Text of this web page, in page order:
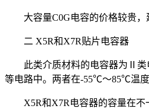
大容量C0G电容的价格较贵，
二 X5R和X7R贴片电容器
此类介质材料的电容器为Ⅱ类电
等电路中。两者在-55℃～85℃温
X5R和X7R电容器的容量在不一